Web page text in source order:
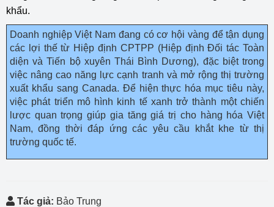
khẩu.
Doanh nghiệp Việt Nam đang có cơ hội vàng để tận dụng
các lợi thế từ Hiệp định CPTPP (Hiệp định Đối tác Toàn
diện và Tiến bộ xuyên Thái Bình Dương), đặc biệt trong
việc nâng cao năng lực cạnh tranh và mở rộng thị trường
xuất khẩu sang Canada. Để hiện thực hóa mục tiêu này,
việc phát triển mô hình kinh tế xanh trở thành một chiến
lược quan trọng giúp gia tăng giá trị cho hàng hóa Việt
Nam, đồng thời đáp ứng các yêu cầu khắt khe từ thị
trường quốc tế.
Tác giả: Bảo Trung